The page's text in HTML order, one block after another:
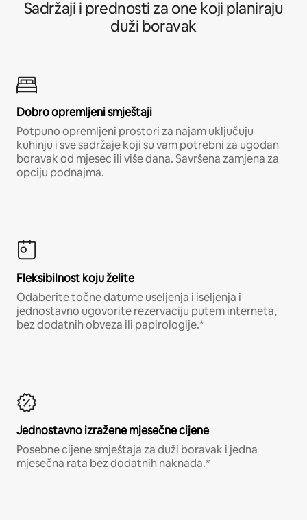
Sadržaji i prednosti za one koji planiraju
duži boravak
Dobro opremljeni smještaji
Potpuno opremljeni prostori za najam uključuju
kuhinju i sve sadržaje koji su vam potrebni za ugodan
boravak od mjesec ili više dana. Savršena zamjena za
opciju podnajma.
Fleksibilnost koju želite
Odaberite točne datume useljenja i iseljenja i
jednostavno ugovorite rezervaciju putem interneta,
bez dodatnih obveza ili papirologije.*
Jednostavno izražene mjesečne cijene
Posebne cijene smještaja za duži boravak i jedna
mjesečna rata bez dodatnih naknada.*